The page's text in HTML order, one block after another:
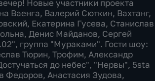
Новые участники проекта
Ваенга, Валерий Сюткин, Вахтанг,
Екатерина Гусева, Станислав
Денис Майданов, Сергей
группа "Мураками". Гости шоу:
Тюрин, Трофим, Александр
до небес", "Нервы", 5sta
Федоров, Анастасия Зудова,